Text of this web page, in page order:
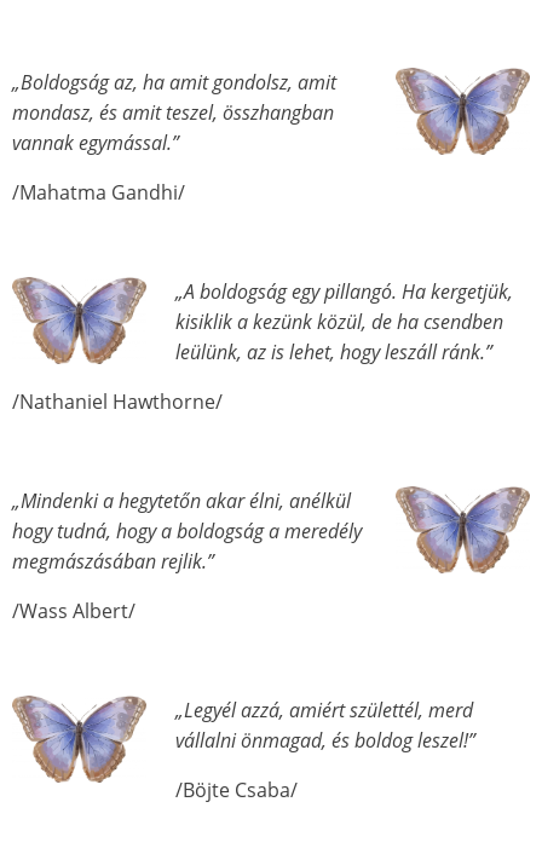
„Boldogság az, ha amit gondolsz, amit
mondasz, és amit teszel, összhangban
vannak egymással.”
/Mahatma Gandhi/
„A boldogság egy pillangó. Ha kergetjük,
kisiklik a kezünk közül, de ha csendben
leülünk, az is lehet, hogy leszáll ránk.”
/Nathaniel Hawthorne/
„Mindenki a hegytetőn akar élni, anélkül
hogy tudná, hogy a boldogság a meredély
megmászásában rejlik.”
/Wass Albert/
„Legyél azzá, amiért születtél, merd
vállalni önmagad, és boldog leszel!”
/Böjte Csaba/